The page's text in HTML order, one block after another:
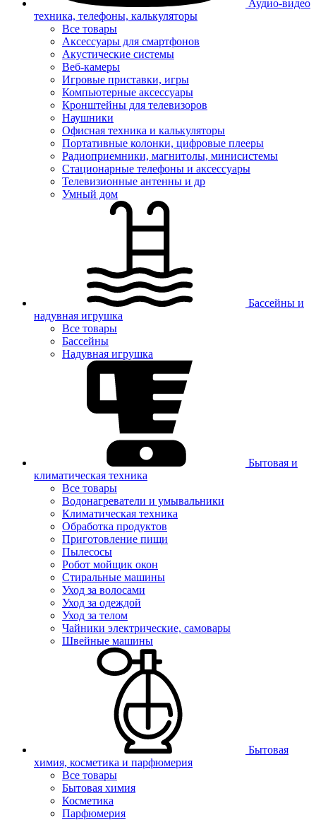
Аудио-видео
техника, телефоны, калькуляторы
Все товары
Аксессуары для смартфонов
Акустические системы
Веб-камеры
Игровые приставки, игры
Компьютерные аксессуары
Кронштейны для телевизоров
Наушники
Офисная техника и калькуляторы
Портативные колонки, цифровые плееры
Радиоприемники, магнитолы, минисистемы
Стационарные телефоны и аксессуары
Телевизионные антенны и др
Умный дом
Бассейны и
надувная игрушка
Все товары
Бассейны
Надувная игрушка
Бытовая и
климатическая техника
Все товары
Водонагреватели и умывальники
Климатическая техника
Обработка продуктов
Приготовление пищи
Пылесосы
Робот мойщик окон
Стиральные машины
Уход за волосами
Уход за одеждой
Уход за телом
Чайники электрические, самовары
Швейные машины
Бытовая
химия, косметика и парфюмерия
Все товары
Бытовая химия
Косметика
Парфюмерия